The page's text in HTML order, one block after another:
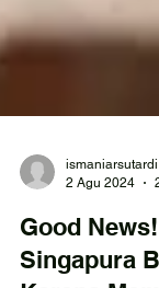
ismaniarsutardi
2 Agu 2024